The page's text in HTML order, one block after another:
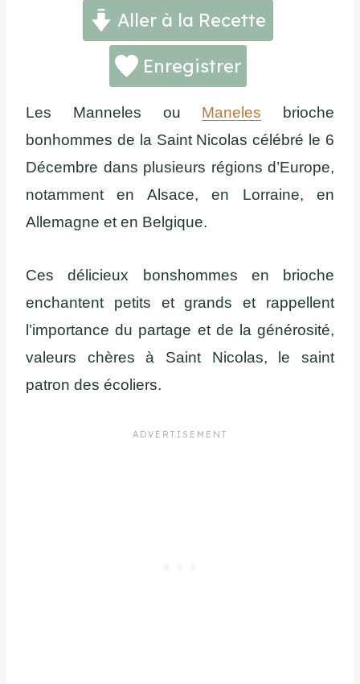
Aller à la Recette
Enregistrer
Les Manneles ou Maneles brioche
bonhommes de la Saint Nicolas célébré le 6
Décembre dans plusieurs régions d’Europe,
notamment en Alsace, en Lorraine, en
Allemagne et en Belgique.
Ces délicieux bonshommes en brioche
enchantent petits et grands et rappellent
l’importance du partage et de la générosité,
valeurs chères à Saint Nicolas, le saint
patron des écoliers.